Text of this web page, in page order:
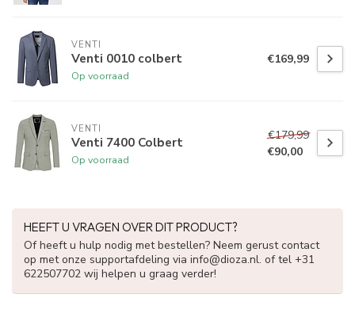
VENTI
Venti 0010 colbert
Op voorraad
€169,99
VENTI
Venti 7400 Colbert
Op voorraad
€179,99
€90,00
HEEFT U VRAGEN OVER DIT PRODUCT?
Of heeft u hulp nodig met bestellen? Neem gerust contact
op met onze supportafdeling via info@dioza.nl. of tel +31
622507702 wij helpen u graag verder!